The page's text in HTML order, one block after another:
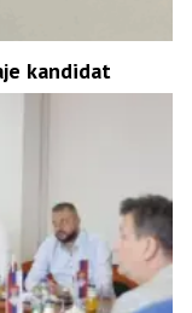
kandidat